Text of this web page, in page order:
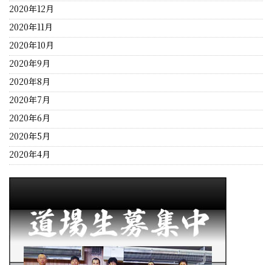
2020年12月
2020年11月
2020年10月
2020年9月
2020年8月
2020年7月
2020年6月
2020年5月
2020年4月